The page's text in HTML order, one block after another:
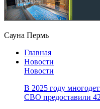
Сауна Пермь
Главная
Новости
Новости
В 2025 году
СВО предоставили